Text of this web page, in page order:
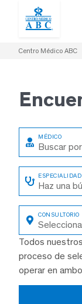
Centro Médico ABC
Buscar
Haz una
Todos
proceso de
operar en